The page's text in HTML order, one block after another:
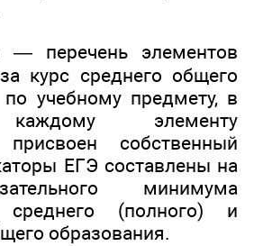
— перечень элементов
курс среднего общего
по учебному предмету, в
элементу
собственный
ЕГЭ составлены на
минимума
среднего (полного) и
образования.